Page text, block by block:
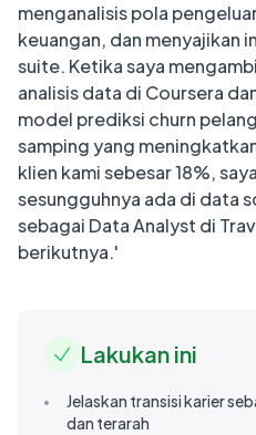
menganalisis pola
keuangan, dan menyajikan
suite. Ketika saya
analisis data di Coursera
model prediksi churn
samping yang
klien kami sebesar 18%,
sesungguhnya ada di data
sebagai Data Analyst di
berikutnya.'
Lakukan ini
Jelaskan transisi karier
dan terarah